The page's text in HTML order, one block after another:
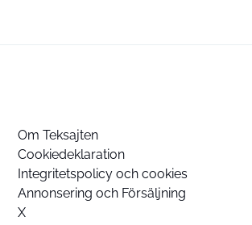
Om Teksajten
Cookiedeklaration
Integritetspolicy och cookies
Annonsering och Försäljning
X